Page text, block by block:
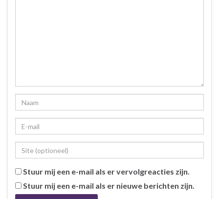
Stuur mij een e-mail als er vervolgreacties zijn.
Stuur mij een e-mail als er nieuwe berichten zijn.